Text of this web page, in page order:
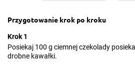
Przygotowanie krok po kroku
Krok 1
Posiekaj 100 g ciemnej czekolady
drobne kawałki.